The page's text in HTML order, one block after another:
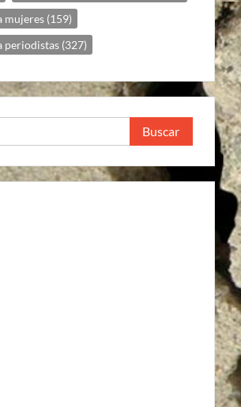
mujeres (159)
periodistas (327)
Buscar: